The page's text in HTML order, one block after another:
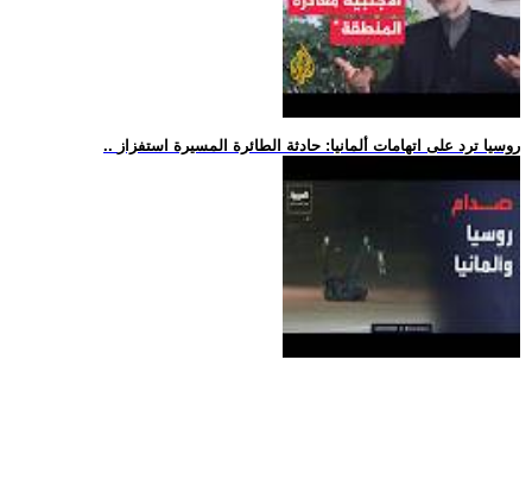
.. روسيا ترد على اتهامات ألمانيا: حادثة الطائرة المسيرة استفزاز